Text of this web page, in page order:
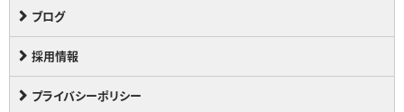
ブログ
採用情報
プライバシーポリシー